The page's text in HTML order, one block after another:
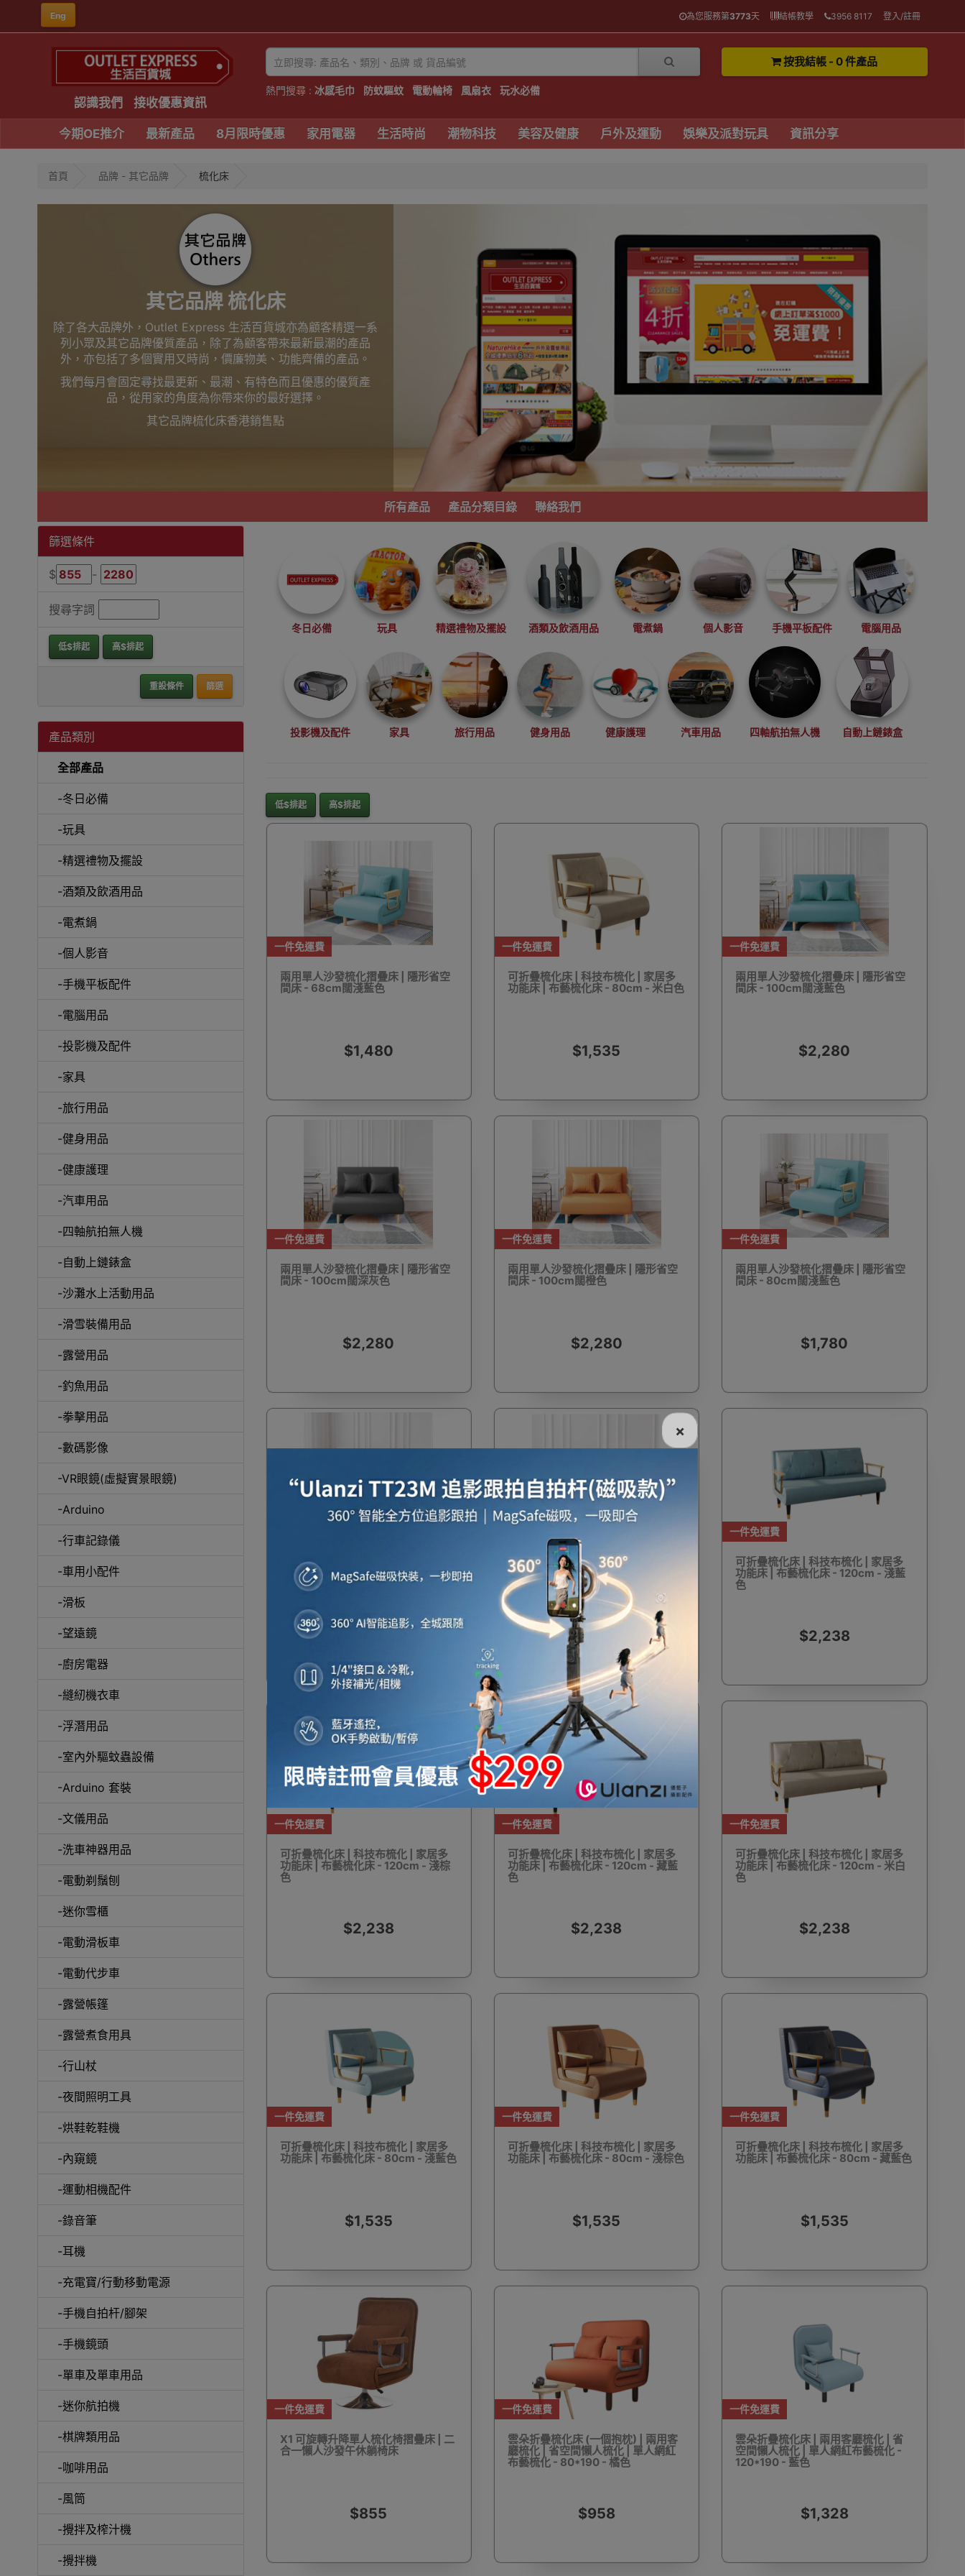
Eng 為您服務第3773天 結帳教學 3956 8117 登入/註冊
認識我們 接收優惠資訊
熱門搜尋 : 冰感毛巾 防蚊驅蚊 電動輪椅 風扇衣 玩水必備
按我結帳 - 0 件產品
今期OE推介 最新產品 8月限時優惠 家用電器 生活時尚 潮物科技 美容及健康 戶外及運動 娛樂及派對玩具 資訊分享
首頁 品牌 - 其它品牌 梳化床
其它品牌 梳化床
除了各大品牌外，Outlet Express 生活百貨城亦為顧客精選一系
列小眾及其它品牌優質產品，除了為顧客帶來最新最潮的產品
外，亦包括了多個實用又時尚，價廉物美、功能齊備的產品。
我們每月會固定尋找最更新、最潮、有特色而且優惠的優質產
品，從用家的角度為你帶來你的最好選擇。
其它品牌梳化床香港銷售點
所有產品 產品分類目錄 聯絡我們
篩選條件
$ -
搜尋字詞
低$排起 高$排起
重設條件 篩選
產品類別
全部產品
-冬日必備
-玩具
-精選禮物及擺設
-酒類及飲酒用品
-電煮鍋
-個人影音
-手機平板配件
-電腦用品
-投影機及配件
-家具
-旅行用品
-健身用品
-健康護理
-汽車用品
-四軸航拍無人機
-自動上鏈錶盒
-沙灘水上活動用品
-滑雪裝備用品
-露營用品
-釣魚用品
-拳擊用品
-數碼影像
-VR眼鏡(虛擬實景眼鏡)
-Arduino
-行車記錄儀
-車用小配件
-滑板
-望遠鏡
-廚房電器
-縫紉機衣車
-浮潛用品
-室內外驅蚊蟲設備
-Arduino 套裝
-文儀用品
-洗車神器用品
-電動剃鬚刨
-迷你雪櫃
-電動滑板車
-電動代步車
-露營帳篷
-露營煮食用具
-行山杖
-夜間照明工具
-烘鞋乾鞋機
-內窺鏡
-運動相機配件
-錄音筆
-耳機
-充電寶/行動移動電源
-手機自拍杆/腳架
-手機鏡頭
-單車及單車用品
-迷你航拍機
-棋牌類用品
-咖啡用品
-風筒
-攪拌及榨汁機
-攪拌機
冬日必備 玩具 精選禮物及擺設 酒類及飲酒用品 電煮鍋 個人影音 手機平板配件 電腦用品
投影機及配件 家具 旅行用品 健身用品 健康護理 汽車用品 四軸航拍無人機 自動上鏈錶盒
Arduino 行車記錄儀 車用小配件 滑板 望遠鏡 廚房電器 縫紉機衣車 浮潛用品
耳機 充電寶/行動移動電源 手機自拍杆/腳架 手機鏡頭 單車及單車用品 迷你航拍機
咖啡用品 攪拌機 室內電話 電煮食爐
導入導出機 風扇及冷風機
蒸氣焗爐 抽濕機 美髮造型 剪髮器
即影即有相機 電子鐘
自動吸塵機械人 太陽能充電 測量儀器 智能手錶手環及配件 聖誕樹 燒烤爐
抽真空機 迷你洗衣機 拳套 迷你衣車 救車寶過江龍 無葉風扇
懶人梳化/榻榻米梳化 防盜背包 3D打印 永生花 皮具及鞋具護理
護目鏡 除塵蟎機 電池產品 雙筒望遠鏡 單筒望遠鏡 電動單車 工程手套 求生用品
電動滑板 成人滑板車 手錶收納盒 大聲公 食物包裝機 衣車配件
低$排起 高$排起
一件免運費
兩用單人沙發梳化摺疊床 | 隱形省空
間床 - 68cm闊淺藍色
$1,480
一件免運費
可折疊梳化床 | 科技布梳化 | 家居多
功能床 | 布藝梳化床 - 80cm - 米白色
$1,535
一件免運費
兩用單人沙發梳化摺疊床 | 隱形省空
間床 - 100cm闊淺藍色
$2,280
一件免運費
兩用單人沙發梳化摺疊床 | 隱形省空
間床 - 100cm闊深灰色
$2,280
一件免運費
兩用單人沙發梳化摺疊床 | 隱形省空
間床 - 100cm闊橙色
$2,280
一件免運費
兩用單人沙發梳化摺疊床 | 隱形省空
間床 - 80cm闊淺藍色
$1,780
兩用單人沙發梳化摺疊床 | 隱形省空
間床 - 80cm闊深灰色
兩用單人沙發梳化摺疊床 | 隱形省空
間床 - 80cm闊橙色
$1,780
一件免運費
可折疊梳化床 | 科技布梳化 | 家居多
功能床 | 布藝梳化床 - 120cm - 淺藍
色
$2,238
一件免運費
可折疊梳化床 | 科技布梳化 | 家居多
功能床 | 布藝梳化床 - 120cm - 淺棕
色
$2,238
一件免運費
可折疊梳化床 | 科技布梳化 | 家居多
功能床 | 布藝梳化床 - 120cm - 藏藍
色
$2,238
一件免運費
可折疊梳化床 | 科技布梳化 | 家居多
功能床 | 布藝梳化床 - 120cm - 米白
色
$2,238
一件免運費
可折疊梳化床 | 科技布梳化 | 家居多
功能床 | 布藝梳化床 - 80cm - 淺藍色
$1,535
一件免運費
可折疊梳化床 | 科技布梳化 | 家居多
功能床 | 布藝梳化床 - 80cm - 淺棕色
$1,535
一件免運費
可折疊梳化床 | 科技布梳化 | 家居多
功能床 | 布藝梳化床 - 80cm - 藏藍色
$1,535
一件免運費
X1 可旋轉升降單人梳化椅摺疊床 | 二
合一懶人沙發午休躺椅床
$855
一件免運費
雲朵折疊梳化床 (一個抱枕) | 兩用客
廳梳化 | 省空間懶人梳化 | 單人網紅
布藝梳化 - 80*190 - 橘色
$958
一件免運費
雲朵折疊梳化床 | 兩用客廳梳化 | 省
空間懶人梳化 | 單人網紅布藝梳化 -
120*190 - 藍色
$1,328
×